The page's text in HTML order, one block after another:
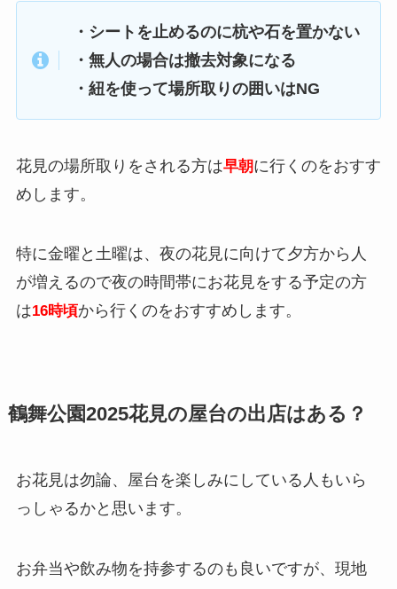
・シートを止めるのに杭や石を置かない
・無人の場合は撤去対象になる
・紐を使って場所取りの囲いはNG
花見の場所取りをされる方は早朝に行くのをおすす
めします。
特に金曜と土曜は、夜の花見に向けて夕方から人
が増えるので夜の時間帯にお花見をする予定の方
は16時頃から行くのをおすすめします。
鶴舞公園2025花見の屋台の出店はある？
お花見は勿論、屋台を楽しみにしている人もいら
っしゃるかと思います。
お弁当や飲み物を持参するのも良いですが、現地